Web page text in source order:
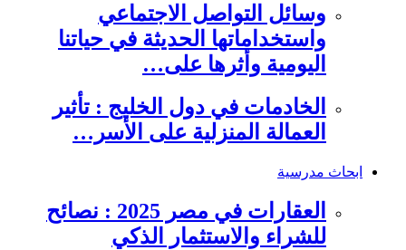
وسائل التواصل الاجتماعي
واستخداماتها الحديثة في حياتنا
اليومية وأثرها على…
الخادمات في دول الخليج : تأثير
العمالة المنزلية على الأسر…
ابحاث مدرسية
العقارات في مصر 2025 : نصائح
للشراء والاستثمار الذكي